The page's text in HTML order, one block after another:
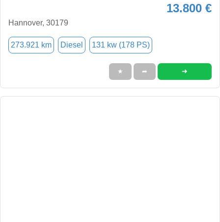
13.800 €
Hannover, 30179
273.921 km Diesel 131 kw (178 PS)
★ ➦ ➜